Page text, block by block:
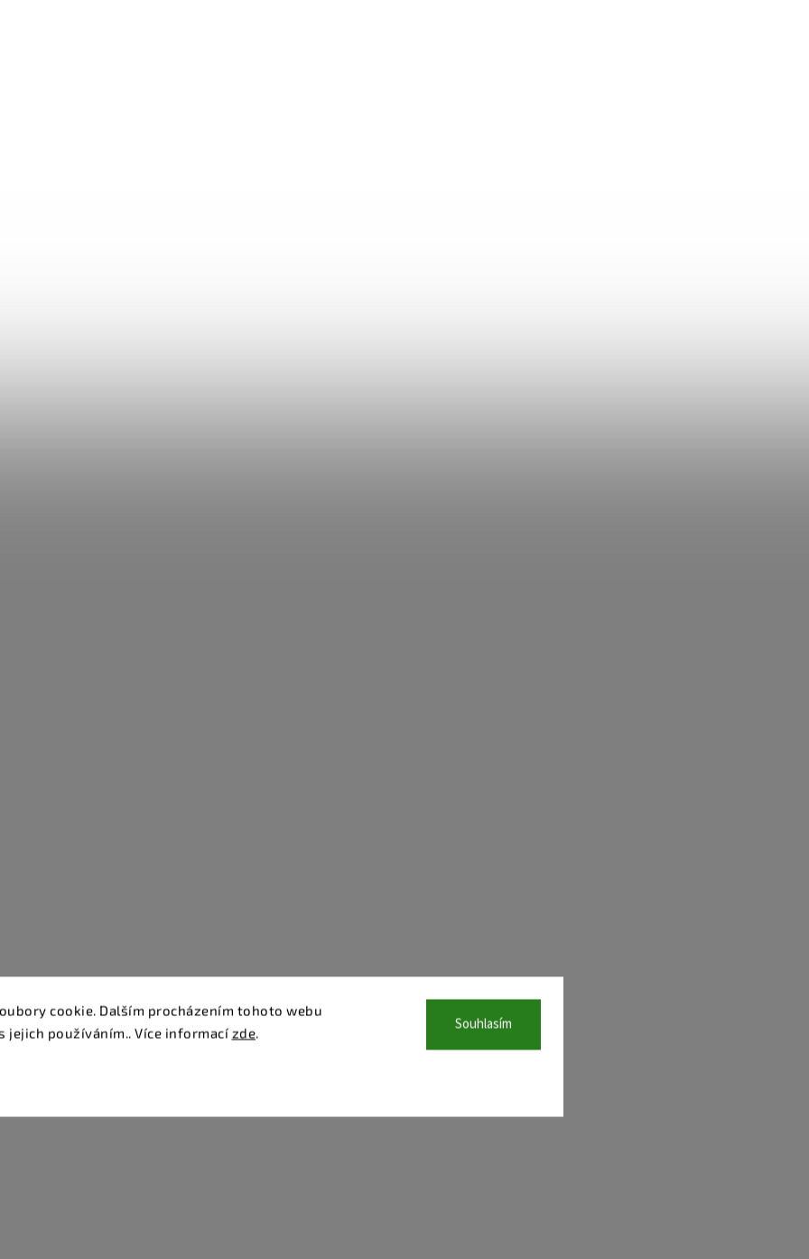
cookie. Dalším procházením tohoto webu
jejich používáním.. Více informací zde. Souhlasím